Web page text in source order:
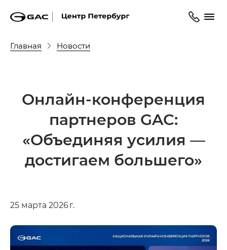
Главная Новости
Онлайн-конференция
партнеров GAC:
«Объединяя усилия —
достигаем большего»
25 марта 2026 г.